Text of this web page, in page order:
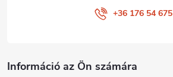
Információ az Ön számára
+36 176 54 675